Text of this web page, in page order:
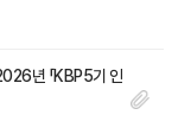
년 「KBP5기 인